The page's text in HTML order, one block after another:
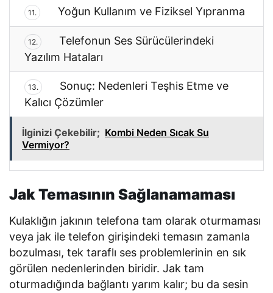
11. Yoğun Kullanım ve Fiziksel Yıpranma
12.
Telefonun Ses Sürücülerindeki
Yazılım Hataları
13.
Sonuç: Nedenleri Teşhis Etme ve
Kalıcı Çözümler
İlginizi Çekebilir; Kombi Neden Sıcak Su
Vermiyor?
Jak Temasının Sağlanamaması
Kulaklığın jakının telefona tam olarak oturmaması
veya jak ile telefon girişindeki temasın zamanla
bozulması, tek taraflı ses problemlerinin en sık
görülen nedenlerinden biridir. Jak tam
oturmadığında bağlantı yarım kalır; bu da sesin